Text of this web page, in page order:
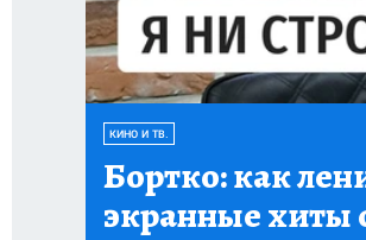
КИНО И ТВ.
Бортко:как
экранные хиты